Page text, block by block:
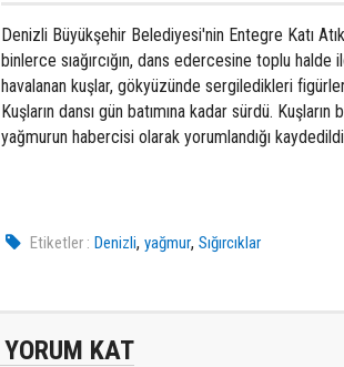
Denizli Büyükşehir Belediyesi'nin Entegre Katı
binlerce sıağırcığın, dans edercesine toplu
havalanan kuşlar, gökyüzünde sergiledikleri
Kuşların dansı gün batımına kadar sürdü.
yağmurun habercisi olarak yorumlandığı
Etiketler : Denizli,yağmur,Sığırcıklar
YORUM KAT